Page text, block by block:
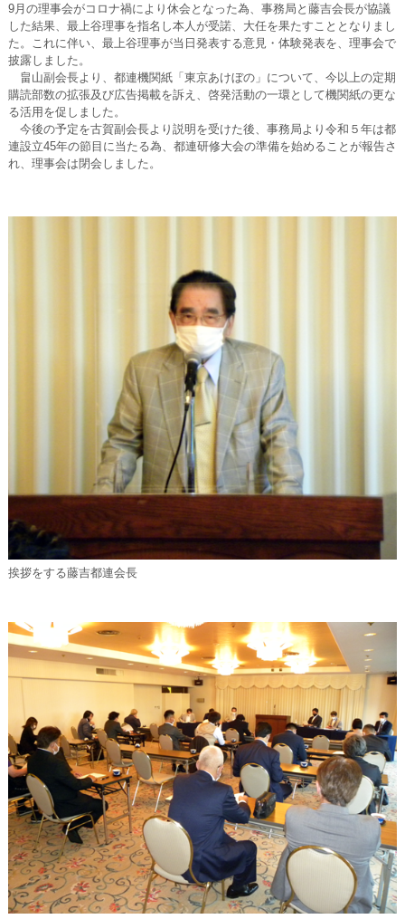
9月の理事会がコロナ禍により休会となった為、事務局と藤吉会長が協議
した結果、最上谷理事を指名し本人が受諾、大任を果たすこととなりまし
た。これに伴い、最上谷理事が当日発表する意見・体験発表を、理事会で
披露しました。
畠山副会長より、都連機関紙「東京あけぼの」について、今以上の定期
購読部数の拡張及び広告掲載を訴え、啓発活動の一環として機関紙の更な
る活用を促しました。
今後の予定を古賀副会長より説明を受けた後、事務局より令和５年は都
連設立45年の節目に当たる為、都連研修大会の準備を始めることが報告さ
れ、理事会は閉会しました。
挨拶をする藤吉都連会長